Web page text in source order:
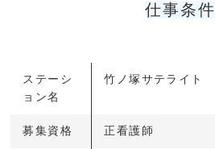
仕事条件
ステーシ
ョン名
竹ノ塚サテライト
募集資格 正看護師